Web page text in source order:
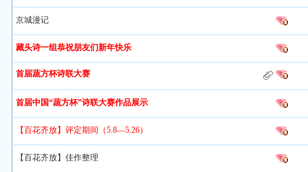
京城漫记
藏头诗一组恭祝朋友们新年快乐
首届蔬方杯诗联大赛
首届中国“蔬方杯”诗联大赛作品展示
【百花齐放】评定期间（5.8—5.26）
【百花齐放】佳作整理